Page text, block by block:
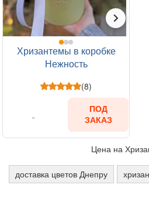
Хризантемы в коробке
Нежность
(8)
ПОД
ЗАКАЗ
Цена на
доставка цветов Днепру